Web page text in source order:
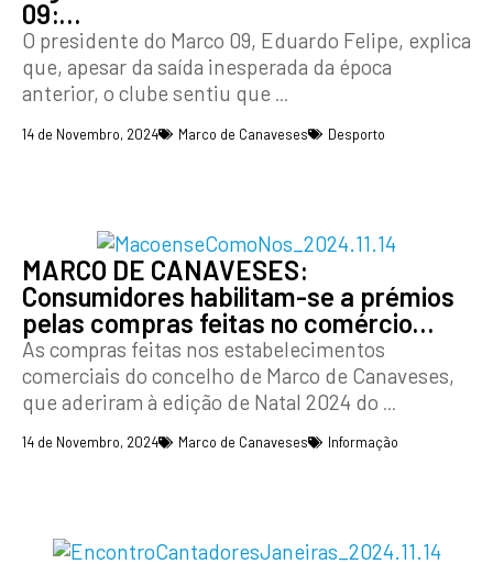
09:…
O presidente do Marco 09, Eduardo Felipe, explica
que, apesar da saída inesperada da época
anterior, o clube sentiu que ...
14 de Novembro, 2024 Marco de Canaveses Desporto
MARCO DE CANAVESES:
Consumidores habilitam-se a prémios
pelas compras feitas no comércio…
As compras feitas nos estabelecimentos
comerciais do concelho de Marco de Canaveses,
que aderiram à edição de Natal 2024 do
14 de Novembro, 2024 Marco de Canaveses Informação